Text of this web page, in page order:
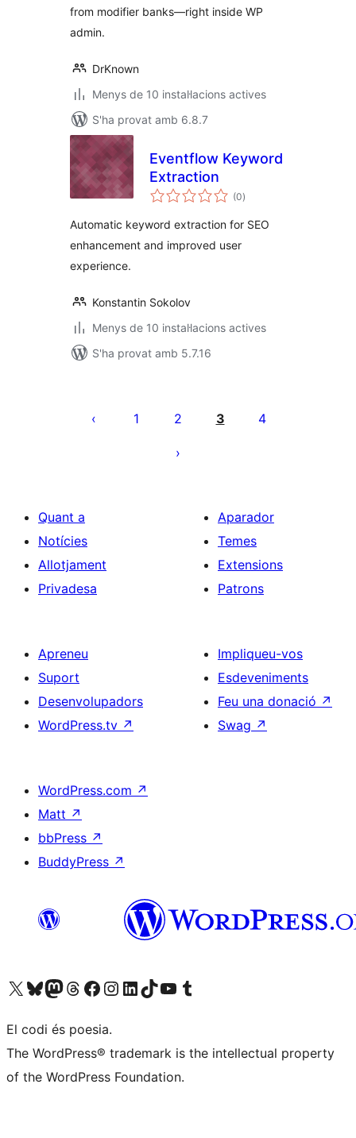
from modifier banks—right inside WP
admin.
DrKnown
Menys de 10 instal·lacions actives
S'ha provat amb 6.8.7
Eventflow Keyword
Extraction
(0puntuacions
totals
)
Automatic keyword extraction for SEO
enhancement and improved user
experience.
Konstantin Sokolov
Menys de 10 instal·lacions actives
S'ha provat amb 5.7.16
1 2 3 4
Quant a
Notícies
Allotjament
Privadesa
Aparador
Temes
Extensions
Patrons
Apreneu
Suport
Desenvolupadors
WordPress.tv ↗
Impliqueu-vos
Esdeveniments
Feu una donació ↗
Swag ↗
WordPress.com ↗
Matt ↗
bbPress ↗
BuddyPress ↗
Visiteu el nostre compte X (abans Twitter)
Visiteu el nostre compte de Bluesky
Visiteu el nostre compte al Mastodon
Visiteu el nostre compte de Threads
Visiteu la nostra pàgina al Facebook
Visiteu el nostre compte d'Instagram
Visiteu el nostre compte de LinkedIn
Visiteu el nostre compte de TikTok
Visiteu el nostre canal al YouTube
Visiteu el nostre compte de Tumblr
El codi és poesia.
The WordPress® trademark is the intellectual property
of the WordPress Foundation.